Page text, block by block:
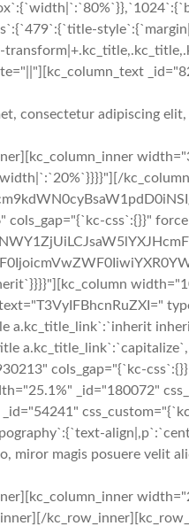
consectetur adipiscing
cols_gap="{`kc-css`:{}}"
a.kc_title_link`:`inherit
cols_gap="{`kc-
_id="180072"
_id="54241"
miror magis posuere velit